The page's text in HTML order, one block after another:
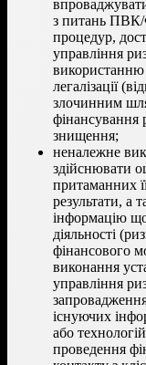
з питань ПВК/
процедур,
управління
використанню
легалізації
злочинним
фінансування
знищення;
неналежне
здійснювати
притаманних
результати, а
інформацію
діяльності
фінансового
виконання
управління
існуючих
або
проведення